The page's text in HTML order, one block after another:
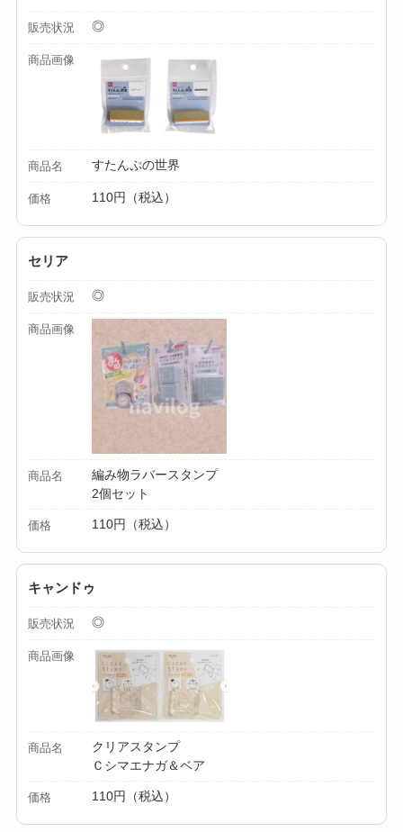
を徹底ガイド！
セリア等でハンディ
方とおすすめも紹
介！
セリア等でスパイス
【100均】ダイソー/
すめ通販も紹介！
【100均】ダイソー/
セリア等でテントロ
解説！
販売状況 ◎
商品画像
商品名 すたんぷの世界
価格 110円（税込）
セリア
販売状況 ◎
商品画像
商品名
編み物ラバースタンプ
2個セット
価格 110円（税込）
キャンドゥ
販売状況 ◎
商品画像
商品名
クリアスタンプ
Ｃシマエナガ＆ベア
価格 110円（税込）